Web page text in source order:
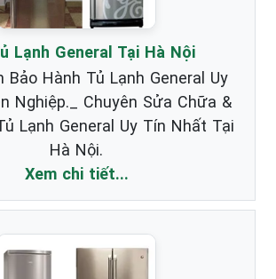
Lạnh General Tại Hà Nội
Bảo Hành Tủ Lạnh General Uy
Nghiệp._ Chuyên Sửa Chữa &
Lạnh General Uy Tín Nhất Tại
Hà Nội.
Xem chi tiết...